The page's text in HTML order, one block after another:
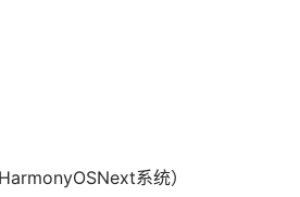
系统）